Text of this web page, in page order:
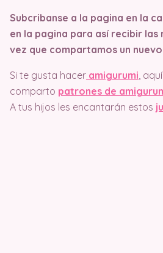
Subcribanse a la pagina en la
en la pagina para así recibir
vez que compartamos un
Si te gusta hacer amigurumi,
comparto patrones de
A tus hijos les encantarán estos